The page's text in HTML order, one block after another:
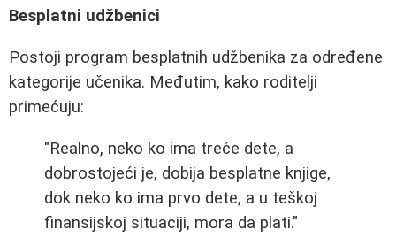
Besplatni udžbenici
Postoji program besplatnih udžbenika za određene
kategorije učenika. Međutim, kako roditelji
primećuju:
"Realno, neko ko ima treće dete, a
dobrostojeći je, dobija besplatne knjige,
dok neko ko ima prvo dete, a u teškoj
finansijskoj situaciji, mora da plati."